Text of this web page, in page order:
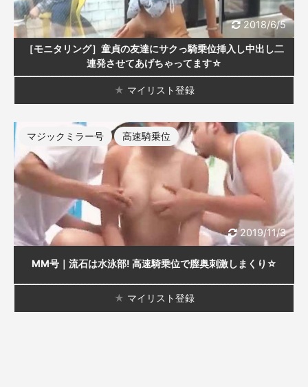
2018/6/5
［モニタリング］童貞の友達にサクっ騎乗位挿入し中出し二
連発させてあげちゃってます☆
★ マイリスト登録
2019/11/3
マジックミラー号 高速騎乗位
MM号｜流石は水泳部! 高速騎乗位で膣奥刺激しまくり☆
★ マイリスト登録